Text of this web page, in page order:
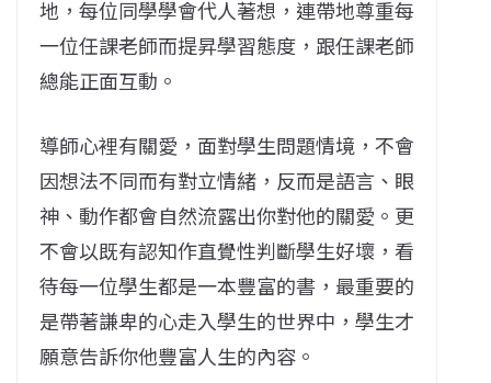
地，每位同學學會代人著想，連帶地尊重每
一位任課老師而提昇學習態度，跟任課老師
總能正面互動。
導師心裡有關愛，面對學生問題情境，不會
因想法不同而有對立情緒，反而是語言、眼
神、動作都會自然流露出你對他的關愛。更
不會以既有認知作直覺性判斷學生好壞，看
待每一位學生都是一本豐富的書，最重要的
是帶著謙卑的心走入學生的世界中，學生才
願意告訴你他豐富人生的內容。